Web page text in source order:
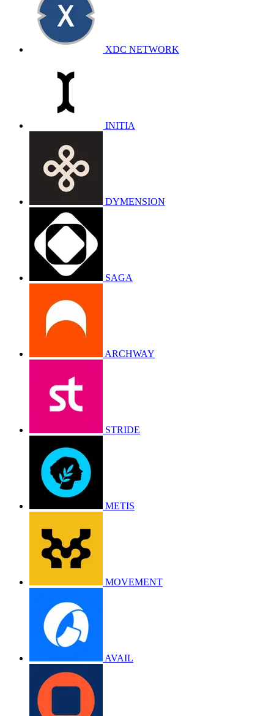
XDC NETWORK
INITIA
DYMENSION
SAGA
ARCHWAY
STRIDE
METIS
MOVEMENT
AVAIL